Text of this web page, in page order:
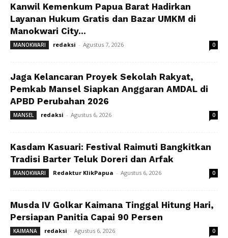
Kanwil Kemenkum Papua Barat Hadirkan
Layanan Hukum Gratis dan Bazar UMKM di
Manokwari City...
MANOKWARI redaksi - Agustus 7, 2026 0
Jaga Kelancaran Proyek Sekolah Rakyat,
Pemkab Mansel Siapkan Anggaran AMDAL di
APBD Perubahan 2026
MANSEL redaksi - Agustus 6, 2026 0
Kasdam Kasuari: Festival Raimuti Bangkitkan
Tradisi Barter Teluk Doreri dan Arfak
MANOKWARI Redaktur KlikPapua - Agustus 6, 2026 0
Musda IV Golkar Kaimana Tinggal Hitung Hari,
Persiapan Panitia Capai 90 Persen
KAIMANA redaksi - Agustus 6, 2026 0